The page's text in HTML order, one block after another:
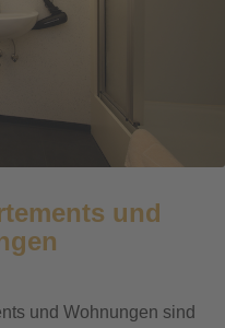
und
und Wohnungen sind